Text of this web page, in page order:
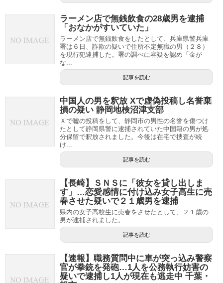
ラーメン店で無銭飲食の28歳男を逮捕
「おなかがすいていた」
ラーメン店で無銭飲食をしたとして、兵庫県警兵庫
署は６日、詐欺の疑いで住所不定無職の男（２８）
を現行犯逮捕した。署の調べに容疑を認め「金が
な...
記事を読む
中国人の男を釈放 Xで虚偽投稿し名誉棄
損の疑い 静岡地検沼津支部
Ｘで嘘の投稿をして、静岡市の男性の名誉を傷つけ
たとして静岡県警に逮捕されていた中国籍の男が処
分保留で釈放されました。今後は在宅で捜査が続
け...
記事を読む
【長崎】ＳＮＳに「彼女を貸し出しま
す」…恋愛感情に付け込み女子高生に売
春させた疑いで２１歳男を逮捕
県内の女子高校生に売春をさせたとして、２１歳の
男が逮捕されました。
記事を読む
【速報】職務質問中に車が突っ込み警察
官が拳銃を発砲…1人を公務執行妨害の
疑いで逮捕し1人が現在も逃走中 千葉・